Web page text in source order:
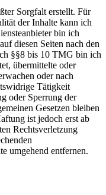
Sorgfalt erstellt. Für
der Inhalte kann ich
bin ich
diesen Seiten nach den
§§8 bis 10 TMG bin ich
übermittelte oder
oder nach
Tätigkeit
oder Sperrung der
Gesetzen bleiben
ist jedoch erst ab
Rechtsverletzung
umgehend entfernen.